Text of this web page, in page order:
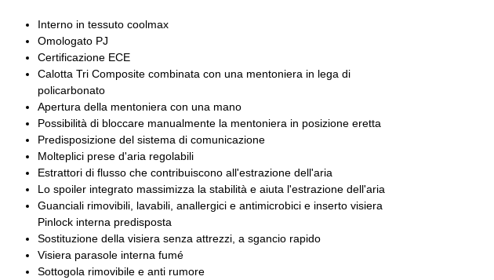
Interno in tessuto coolmax
Omologato PJ
Certificazione ECE
Calotta Tri Composite combinata con una mentoniera in lega di
policarbonato
Apertura della mentoniera con una mano
Possibilità di bloccare manualmente la mentoniera in posizione eretta
Predisposizione del sistema di comunicazione
Molteplici prese d'aria regolabili
Estrattori di flusso che contribuiscono all'estrazione dell'aria
Lo spoiler integrato massimizza la stabilità e aiuta l'estrazione dell'aria
Guanciali rimovibili, lavabili, anallergici e antimicrobici e inserto visiera
Pinlock interna predisposta
Sostituzione della visiera senza attrezzi, a sgancio rapido
Visiera parasole interna fumé
Sottogola rimovibile e anti rumore